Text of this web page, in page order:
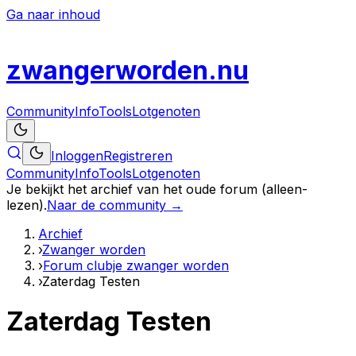
Ga naar inhoud
zwangerworden.nu
CommunityInfoToolsLotgenoten
InloggenRegistreren
CommunityInfoToolsLotgenoten
Je bekijkt het archief van het oude forum (alleen-
lezen).Naar de community →
Archief
›Zwanger worden
›Forum clubje zwanger worden
›Zaterdag Testen
Zaterdag Testen